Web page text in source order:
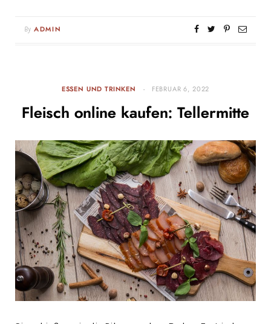
By ADMIN
ESSEN UND TRINKEN FEBRUAR 6, 2022
Fleisch online kaufen: Tellermitte